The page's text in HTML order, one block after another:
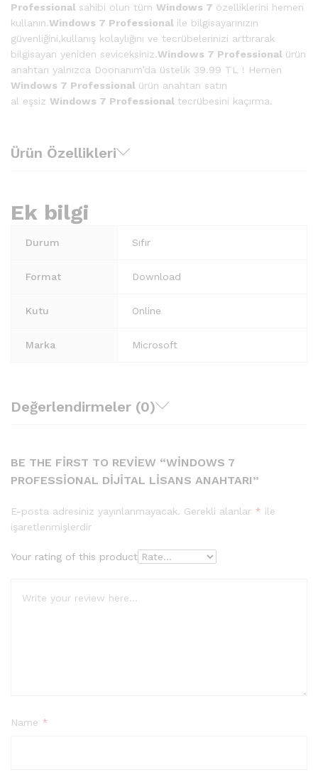
Professional sahibi olun tüm Windows 7 özelliklerini hemen
kullanın.Windows 7 Professional ile bilgisayarınızın
güvenliğini,kullanış kolaylığını ve tecrübelerinizi arttırarak
bilgisayarı yeniden seviceksiniz.Windows 7 Professional ürün
anahtarı yalnızca Doonanım’da üstelik 39.99 TL ! Hemen
Windows 7 Professional ürün anahtarı satın
al eşsiz Windows 7 Professional tecrübesini kaçırma.
Ürün Özellikleri
Ek bilgi
Durum Sıfır
Format Download
Kutu Online
Marka Microsoft
Değerlendirmeler (0)
BE THE FIRST TO REVIEW “WINDOWS 7
PROFESSIONAL DIJITAL LISANS ANAHTARI”
E-posta adresiniz yayınlanmayacak. Gerekli alanlar * ile
işaretlenmişlerdir
Your rating of this product
Name *